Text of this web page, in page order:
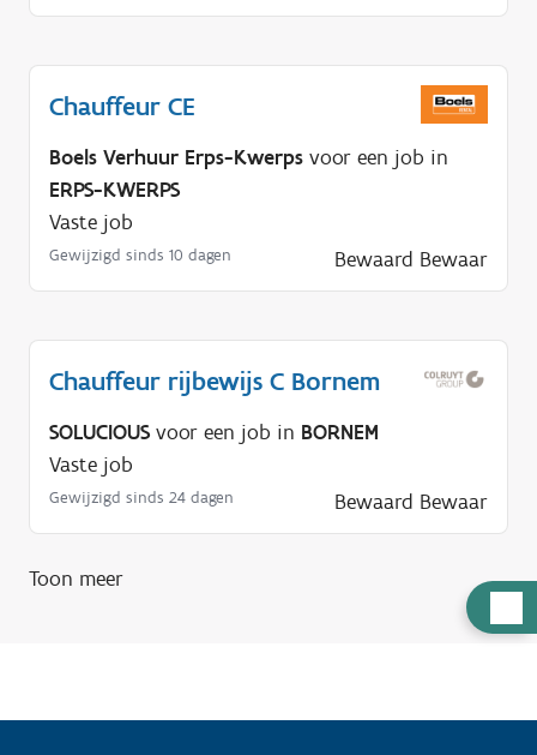
u
Chauffeur CE
Boels Verhuur Erps-Kwerps voor een job in
ERPS-KWERPS
Vaste job
Gewijzigd sinds 10 dagen Bewaard Bewaar
Chauffeur rijbewijs C Bornem
SOLUCIOUS voor een job in BORNEM
Vaste job
Gewijzigd sinds 24 dagen Bewaard Bewaar
Toon meer